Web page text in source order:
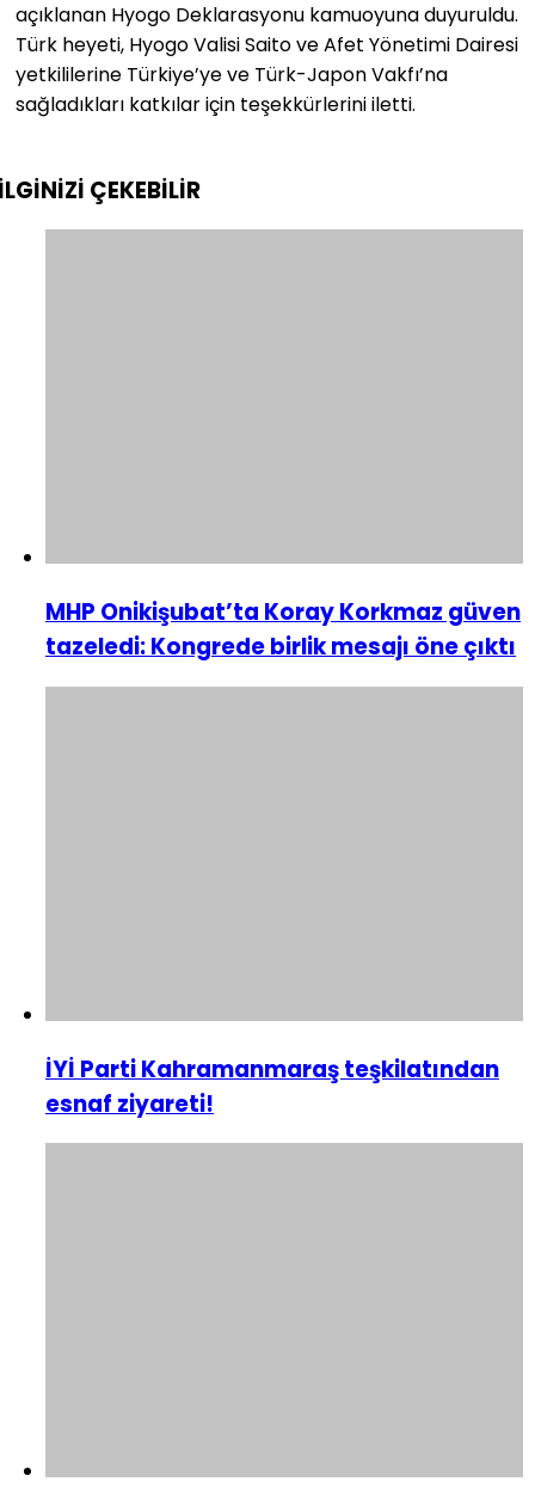
açıklanan Hyogo Deklarasyonu kamuoyuna duyuruldu.
Türk heyeti, Hyogo Valisi Saito ve Afet Yönetimi Dairesi
yetkililerine Türkiye’ye ve Türk-Japon Vakfı’na
sağladıkları katkılar için teşekkürlerini iletti.
ÇEKEBİLİR
MHP Onikişubat’ta Koray Korkmaz güven
tazeledi: Kongrede birlik mesajı öne çıktı
İYİ Parti Kahramanmaraş teşkilatından
esnaf ziyareti!